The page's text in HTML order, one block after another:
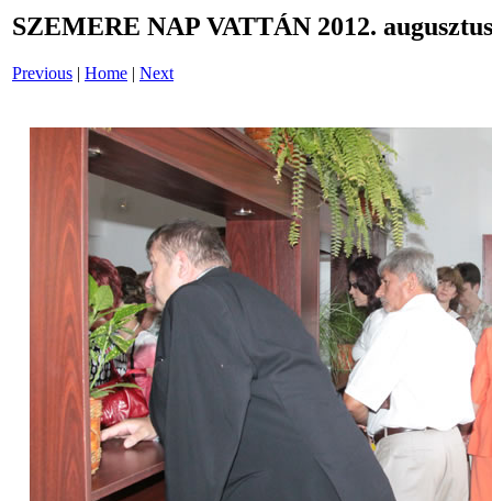
SZEMERE NAP VATTÁN 2012.
Previous | Home | Next